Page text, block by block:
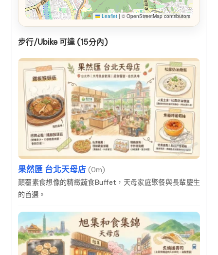
Leaflet | © OpenStreetMap contributors
步行/Ubike 可達 (15分內)
果然匯 台北天母店 (0m)
顛覆素食想像的精緻蔬食Buffet，天母家庭聚餐與長輩慶生
的首選。